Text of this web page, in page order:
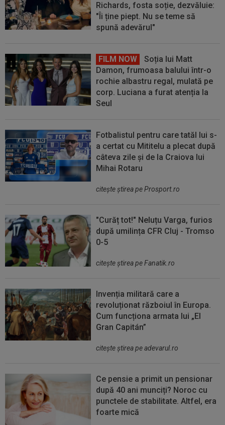
Richards, fosta soție, dezvăluie:
"Îi ține piept. Nu se teme să
spună adevărul"
FILM NOW
Soția lui Matt
Damon, frumoasa balului într-o
rochie albastru regal, mulată pe
corp. Luciana a furat atenția la
Seul
Fotbalistul pentru care tatăl lui s-
a certat cu Mititelu a plecat după
câteva zile și de la Craiova lui
Mihai Rotaru
citeşte ştirea pe Prosport.ro
"Curăț tot!" Neluțu Varga, furios
după umilința CFR Cluj - Tromso
0-5
citeşte ştirea pe Fanatik.ro
Invenția militară care a
revoluționat războiul în Europa.
Cum funcționa armata lui „El
Gran Capitán”
citeşte ştirea pe adevarul.ro
Ce pensie a primit un pensionar
după 40 ani munciți? Noroc cu
punctele de stabilitate. Altfel, era
foarte mică